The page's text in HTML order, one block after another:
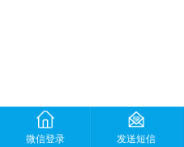
微信登录 发送短信